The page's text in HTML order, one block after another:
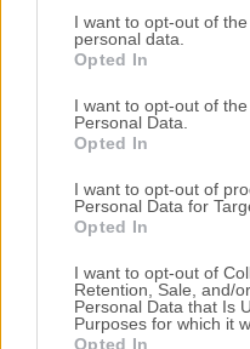
services and may gather
not limited to your visit or
grant or deny consent to
use your data for below
consent section.
I want to opt-out of
personal data.
Opted In
I want to opt-out of
Personal Data.
Opted In
I want to opt-out of
Personal Data for
Opted In
I want to opt-out of
Retention, Sale, and/
Personal Data that Is
Purposes for which it
Opted In
Πρώτη
θέση
Πρώτη
Τιμές πώλησης/